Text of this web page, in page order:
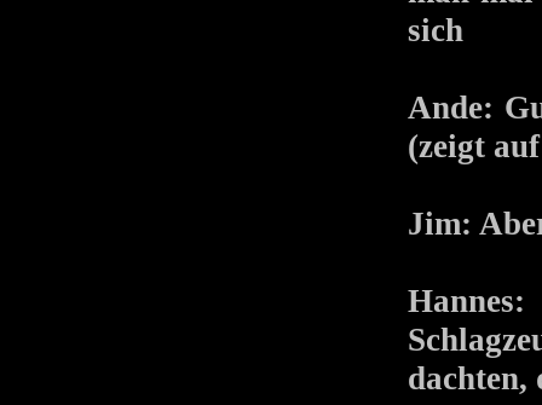
sich
Ande:
(zeigt
Jim:
dachten,